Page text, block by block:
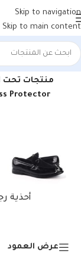
Skip to navigation
Skip to main content
الرئيسية/
Protector”
أحذية
عرض العمود